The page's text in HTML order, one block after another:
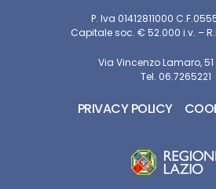
P. Iva 01412811000
Capitale soc. € 52.000 i.v. –
Via Vincenzo Lamaro,
Tel. 06.7265221
PRIVACY POLICY